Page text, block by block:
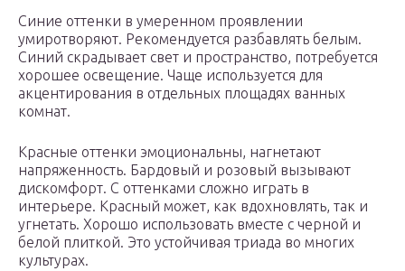
Синие оттенки в умеренном проявлении
умиротворяют. Рекомендуется разбавлять белым.
Синий скрадывает свет и пространство, потребуется
хорошее освещение. Чаще используется для
акцентирования в отдельных площадях ванных
комнат.
Красные оттенки эмоциональны, нагнетают
напряженность. Бардовый и розовый вызывают
дискомфорт. С оттенками сложно играть в
интерьере. Красный может, как вдохновлять, так и
угнетать. Хорошо использовать вместе с черной и
белой плиткой. Это устойчивая триада во многих
культурах.